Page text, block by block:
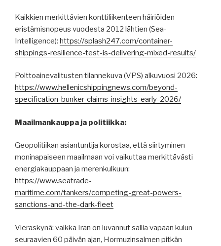
Kaikkien merkittävien konttiliikenteen häiriöiden
eristämisnopeus vuodesta 2012 lähtien (Sea-
Intelligence): https://splash247.com/container-
shippings-resilience-test-is-delivering-mixed-results/
Polttoainevalitusten tilannekuva (VPS) alkuvuosi 2026:
https://www.hellenicshippingnews.com/beyond-
specification-bunker-claims-insights-early-2026/
Maailmankauppa ja politiikka:
Geopolitiikan asiantuntija korostaa, että siirtyminen
moninapaiseen maailmaan voi vaikuttaa merkittävästi
energiakauppaan ja merenkulkuun:
https://www.seatrade-
maritime.com/tankers/competing-great-powers-
sanctions-and-the-dark-fleet
Vieraskynä: vaikka Iran on luvannut sallia vapaan kulun
seuraavien 60 päivän ajan, Hormuzinsalmen pitkän